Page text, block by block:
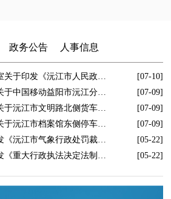
政务公告 人事信息
[07-10]
[07-09]
[07-09]
[07-09]
[05-22]
[05-22]